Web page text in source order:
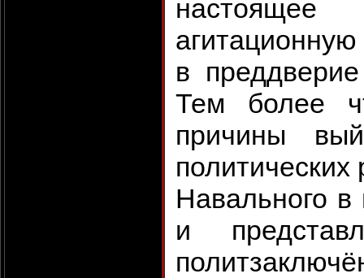
в
Тем более
причины
Навального
и